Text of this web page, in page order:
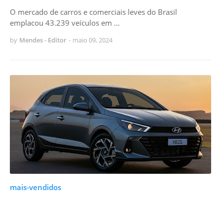
O mercado de carros e comerciais leves do Brasil
emplacou 43.239 veículos em …
by Mendes - Editor - maio 09, 2024
mais-vendidos